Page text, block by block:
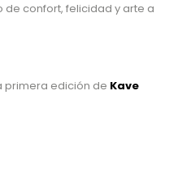
de confort, felicidad y arte a
primera edición de Kave